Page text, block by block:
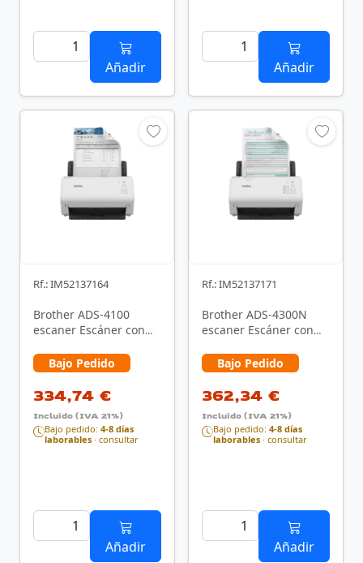
Añadir Añadir
Rf.: IM52137164
Brother ADS-4100
escaner Escáner con
automático de
documentos …
Bajo Pedido
334,74 €
Incluido (IVA 21%)
Bajo pedido: 4-8 días
laborables · consultar
Añadir
Rf.: IM52137171
Brother ADS-4300N
escaner Escáner con
automático de
documentos …
Bajo Pedido
362,34 €
Incluido (IVA 21%)
Bajo pedido: 4-8 días
laborables · consultar
Añadir